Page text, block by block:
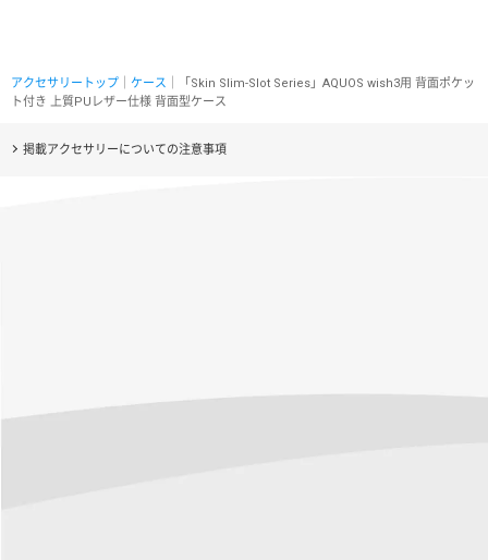
アクセサリートップ ケース ｜「Skin Slim-Slot Series」AQUOS wish3用 背面ポケッ
ト付き 上質PUレザー仕様 背面型ケース
掲載アクセサリーについての注意事項